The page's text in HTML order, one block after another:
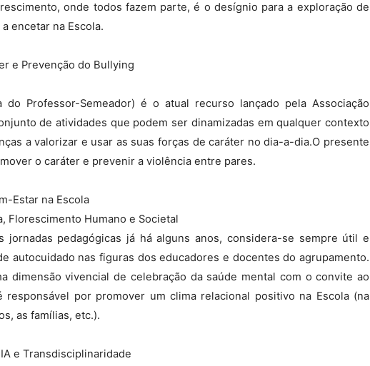
onde todos fazem parte, é o desígnio para a exploração de
encetar na Escola.
e Prevenção do Bullying
do Professor-Semeador) é o atual recurso lançado pela Associação
de atividades que podem ser dinamizadas em qualquer contexto
a valorizar e usar as suas forças de caráter no dia-a-dia.O presente
o caráter e prevenir a violência entre pares.
Estar na Escola
Florescimento Humano e Societal
jornadas pedagógicas já há alguns anos, considera-se sempre útil e
autocuidado nas figuras dos educadores e docentes do agrupamento.
dimensão vivencial de celebração da saúde mental com o convite ao
responsável por promover um clima relacional positivo na Escola (na
as famílias, etc.).
e Transdisciplinaridade